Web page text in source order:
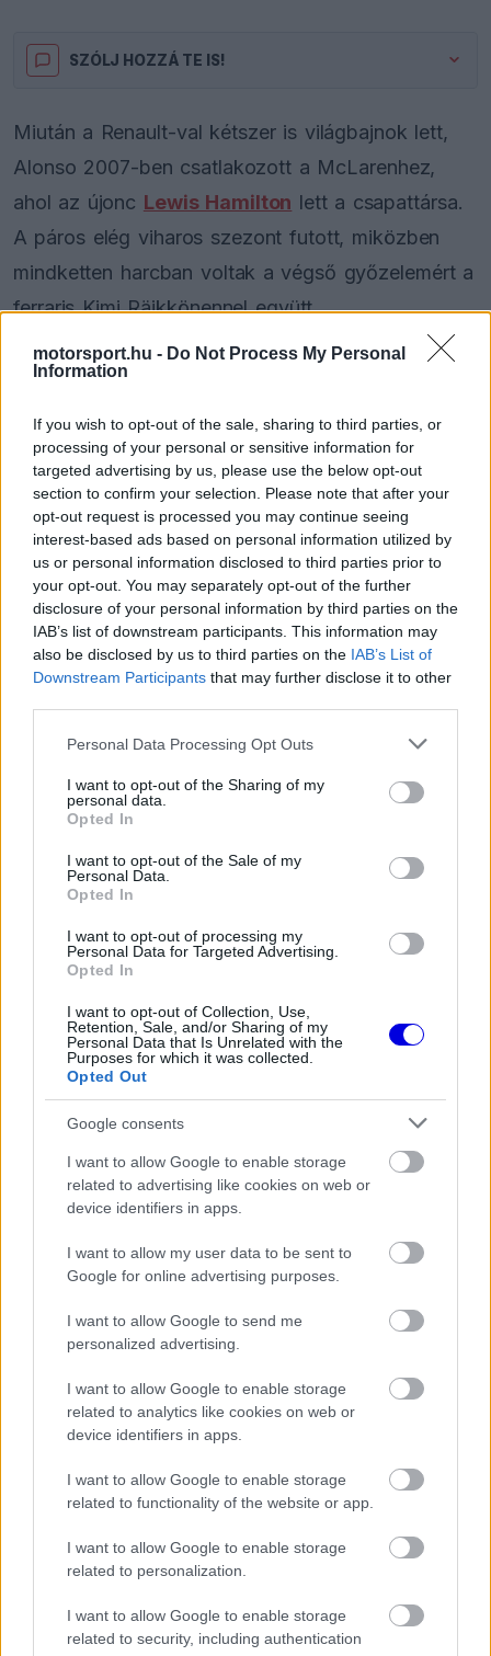
motorsport.hu - Do Not Process My Personal
Information
If you wish to opt-out of the sale, sharing to third parties, or
processing of your personal or sensitive information for
targeted advertising by us, please use the below opt-out
section to confirm your selection. Please note that after your
opt-out request is processed you may continue seeing
interest-based ads based on personal information utilized by
us or personal information disclosed to third parties prior to
your opt-out. You may separately opt-out of the further
disclosure of your personal information by third parties on the
IAB’s list of downstream participants. This information may
also be disclosed by us to third parties on the IAB’s List of
Downstream Participants that may further disclose it to other
Please note that this website/app uses one or more Google
not limited to your visit or usage behaviour. You may click to
grant or deny consent to Google and its third-party tags to
use your data for below specified purposes in below Google
consent section.
Personal Data Processing Opt Outs
I want to opt-out of the Sharing of my
personal data.
Opted In
I want to opt-out of the Sale of my
Personal Data.
Opted In
I want to opt-out of processing my
Personal Data for Targeted Advertising.
Opted In
I want to opt-out of Collection, Use,
Retention, Sale, and/or Sharing of my
Personal Data that Is Unrelated with the
Purposes for which it was collected.
Opted Out
Google consents
I want to allow Google to enable storage
related to advertising like cookies on web or
device identifiers in apps.
I want to allow my user data to be sent to
Google for online advertising purposes.
I want to allow Google to send me
personalized advertising.
I want to allow Google to enable storage
related to analytics like cookies on web or
device identifiers in apps.
I want to allow Google to enable storage
related to functionality of the website or app.
I want to allow Google to enable storage
related to personalization.
I want to allow Google to enable storage
related to security, including authentication
SZÓLJ HOZZÁ TE IS!
Miután a Renault-val kétszer is világbajnok lett,
Alonso 2007-ben csatlakozott a McLarenhez,
ahol az újonc Lewis Hamilton lett a csapattársa.
A páros elég viharos szezont futott, miközben
mindketten harcban voltak a végső győzelemért a
ferraris Kimi Räikkönennel együtt.
Az év pedig végül a finn szenzációs sikerével
McLarenekkel szemben az utolsó futamon.
Alonso pedig a sok probléma miatt jobbnak látta
visszatérni a Renault-hoz.
Player
This
is
a
modal
window.
The media could not be loaded, either because
the server or network failed or because the format
is not supported.
Azt ugyan tudjuk, hogy Alonso kapcsolata közel
sem volt harmonikus Ron Dennis csapatfőnökkel,
de Slade aMotorLAT-nak elmondta, hogy ők
viszont jól kijöttek egymással. „Nagyszerű volt
nem igaz? Sosem adja fel és elképesztően gyors.”
EZEKET IS AJÁNLJUK
FORMA-1
Kikerekedett szemekkel hallgatta
Toto Wolff ajánlatát Antonelli
FORMA-1
Itt az FIA bejelentése: Egy
szombati futam is vár a mezőnyre
Max Verstappen végre elárulta,
elhagyja-e a Forma-1-et
„Tudtad, hogy olyasvalakivel dolgozol együtt, aki
mindenáron meg akarja nyerni az összes futamot,